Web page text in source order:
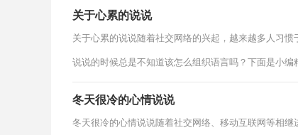
关于心累的说说
关于心累的说说随着社交网络的兴起，越来越多人习
说说的时候总是不知道该怎么组织语言吗？下面是小编
冬天很冷的心情说说
冬天很冷的心情说说随着社交网络、移动互联网等相